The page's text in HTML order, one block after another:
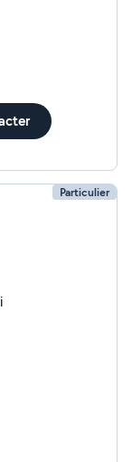
Particulier